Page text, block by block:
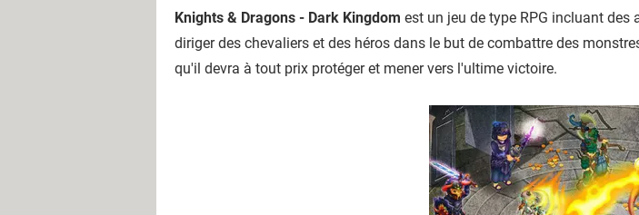
Knights & Dragons - Dark Kingdom est un jeu de type RPG incluant des
diriger des chevaliers et des héros dans le but de combattre des
qu'il devra à tout prix protéger et mener vers l'ultime victoire.